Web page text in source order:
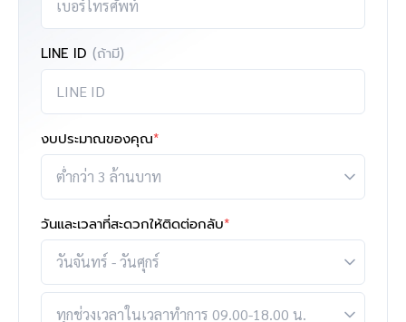
LINE ID (ถ้ามี)
งบประมาณของคุณ*
วันและเวลาที่สะดวกให้ติดต่อกลับ*